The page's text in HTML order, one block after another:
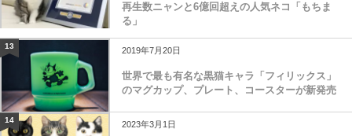
再生数ニャンと6億回超えの人気ネコ「もちま
る」
13 2019年7月20日
世界で最も有名な黒猫キャラ「フィリックス」
のマグカップ、プレート、コースターが新発売
14 2023年3月1日